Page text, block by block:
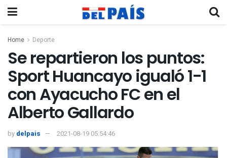
Home Deporte
Se repartieron los puntos:
Sport Huancayo igualó 1-1
con Ayacucho FC en el
Alberto Gallardo
by delpais 2021-08-19 05:54:46